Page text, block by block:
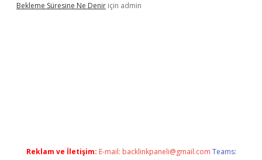
Bekleme Süresine Ne Denir için admin
Reklam ve İletişim: E-mail: backlinkpaneli@gmail.com Teams: